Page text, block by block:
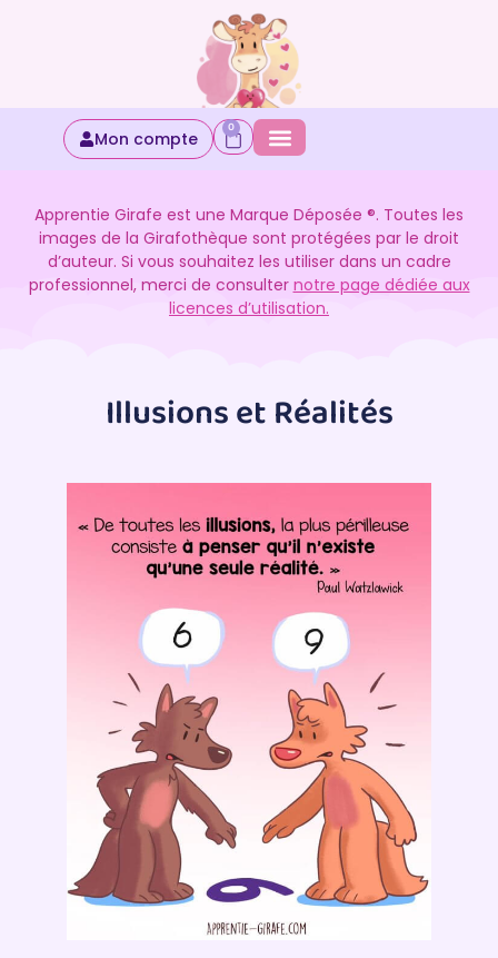
Mon compte
0
Apprentie Girafe est une Marque Déposée ®. Toutes les
images de la Girafothèque sont protégées par le droit
d’auteur. Si vous souhaitez les utiliser dans un cadre
professionnel, merci de consulter notre page dédiée aux
licences d’utilisation.
Illusions et Réalités